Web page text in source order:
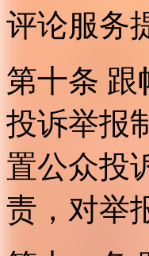
评论服务
第十条 跟
投诉举报
置公众投
责，对举